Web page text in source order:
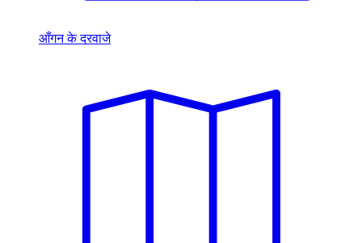
आँगन के दरवाजे